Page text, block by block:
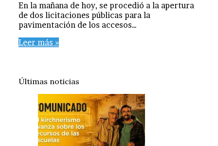
En la mañana de hoy, se procedió a la apertura
de dos licitaciones públicas para la
pavimentación de los accesos…
Leer más »
Últimas noticias